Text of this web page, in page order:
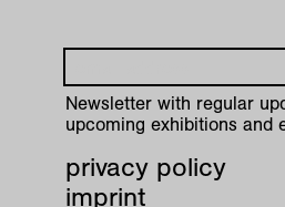
Newsletter with regular
upcoming exhibitions and
privacy policy
imprint